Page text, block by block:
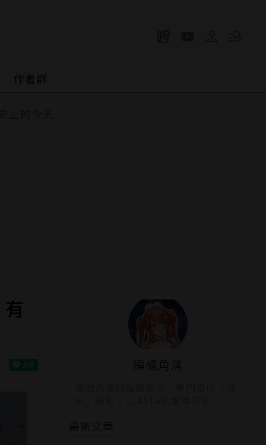
作者群
編橘角落
最新文章